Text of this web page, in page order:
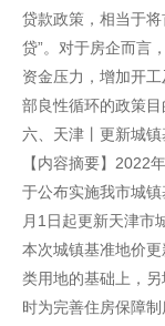
贷款政策，相当于将
贷”。对于房企而言
资金压力，增加开
部良性循环的政策目
六、天津丨更新城
【内容摘要】2022
于公布实施我市城
月1日起更新天津市
本次城镇基准地价
类用地的基础上，
时为完善住房保障